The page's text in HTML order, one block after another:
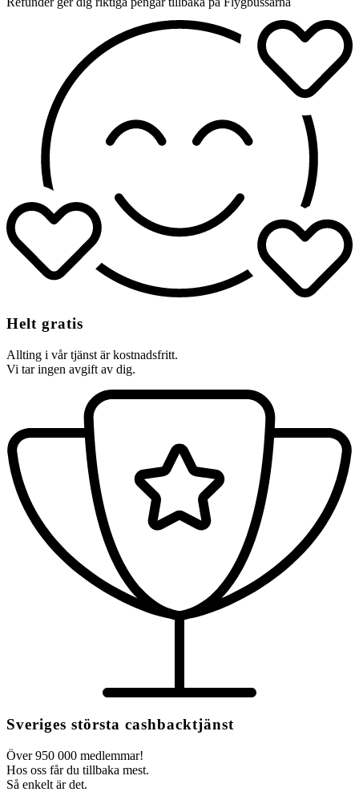
Helt gratis
Allting i vår tjänst är kostnadsfritt.
Vi tar ingen avgift av dig.
Sveriges största cashbacktjänst
Över 950 000 medlemmar!
Hos oss får du tillbaka mest.
Så enkelt är det.